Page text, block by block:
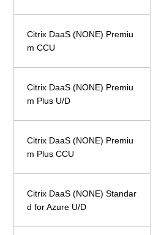
Citrix DaaS (NONE) Premiu
m CCU
Citrix DaaS (NONE) Premiu
m Plus U/D
Citrix DaaS (NONE) Premiu
m Plus CCU
Citrix DaaS (NONE) Standar
d for Azure U/D